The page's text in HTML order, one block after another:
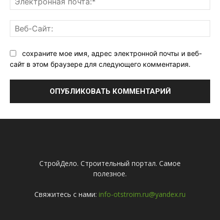
сохраните мое имя, адрес электронной почты и веб-
сайт в этом браузере для следующего комментария.
СтройДело. Строительный портал. Самое
полезное.
Свяжитесь с нами: info-otstroim.ru@yandex.ru